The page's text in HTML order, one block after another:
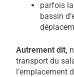
parfois
bassin
Autrement dit,
transport du
l’emplacement